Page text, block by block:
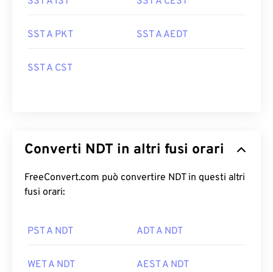
SST A PKT SST A AEDT
SST A CST
Converti NDT in altri fusi orari
FreeConvert.com può convertire NDT in questi altri
fusi orari:
PST A NDT ADT A NDT
WET A NDT AEST A NDT